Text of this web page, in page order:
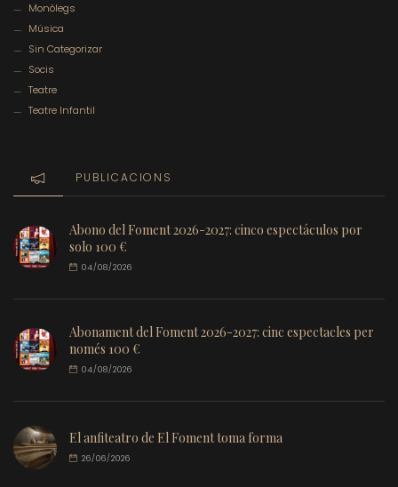
Monòlegs
Música
Sin Categorizar
Socis
Teatre
Teatre Infantil
PUBLICACIONS
Abono del Foment 2026-2027: cinco espectáculos por
solo 100 €
04/08/2026
Abonament del Foment 2026-2027: cinc espectacles per
només 100 €
04/08/2026
El anfiteatro de El Foment toma forma
26/06/2026